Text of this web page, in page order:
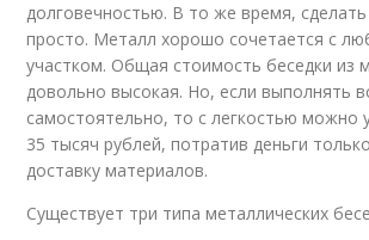
долговечностью. В то же время,
просто. Металл хорошо сочетается с
участком. Общая стоимость беседки из
довольно высокая. Но, если выполнять
самостоятельно, то с легкостью можно
35 тысяч рублей, потратив деньги
доставку материалов.
Существует три типа металлических